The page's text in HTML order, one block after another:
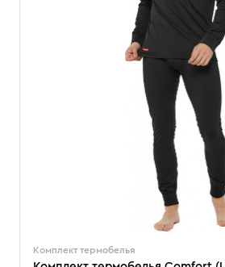
Комплект термобелья